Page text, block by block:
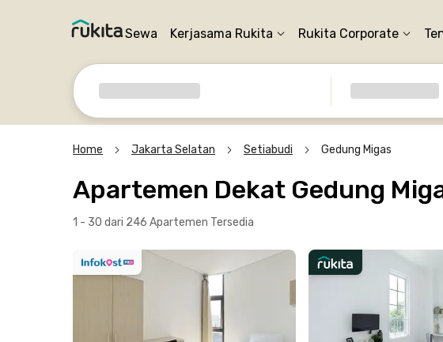
Sewa Kerjasama Rukita Rukita Corporate
Home Jakarta Selatan Setiabudi Gedung Migas
Apartemen Dekat Gedung
1 - 30 dari 246 Apartemen Tersedia